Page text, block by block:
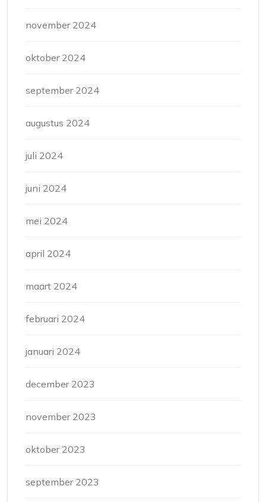
november 2024
oktober 2024
september 2024
augustus 2024
juli 2024
juni 2024
mei 2024
april 2024
maart 2024
februari 2024
januari 2024
december 2023
november 2023
oktober 2023
september 2023